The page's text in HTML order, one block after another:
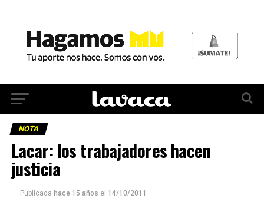
NOTA
Lacar: los trabajadores hacen
justicia
Publicada hace 15 años el 14/10/2011